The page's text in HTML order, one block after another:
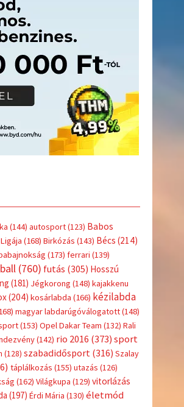
(144) autosport(123) Babos
(168) Birkózás (143) Bécs (214)
(173) ferrari (139)
(760) futás (305) Hosszú
(181) Jégkorong (148) kajakkenu
(204) kosárlabda (166) kézilabda
magyar labdarúgóválogatott(148)
(153) Opel Dakar Team (132) Rali
(142) rio 2016 (373) sport
(128) szabadidősport (316) Szalay
táplálkozás (155) utazás (126)
(162) Világkupa (129) vitorlázás
(197) Érdi Mária (130) életmód